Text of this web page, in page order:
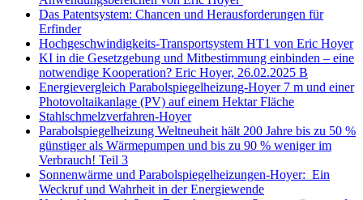
Das Patentsystem: Chancen und Herausforderungen für
Erfinder
Hochgeschwindigkeits-Transportsystem HT1 von Eric Hoyer
KI in die Gesetzgebung und Mitbestimmung einbinden – eine
notwendige Kooperation? Eric Hoyer, 26.02.2025 B
Energievergleich Parabolspiegelheizung-Hoyer 7 m und einer
Photovoltaikanlage (PV) auf einem Hektar Fläche
Stahlschmelzverfahren-Hoyer
Parabolspiegelheizung Weltneuheit hält 200 Jahre bis zu 50 %
günstiger als Wärmepumpen und bis zu 90 % weniger im
Verbrauch! Teil 3
Sonnenwärme und Parabolspiegelheizungen-Hoyer: Ein
Weckruf und Wahrheit in der Energiewende